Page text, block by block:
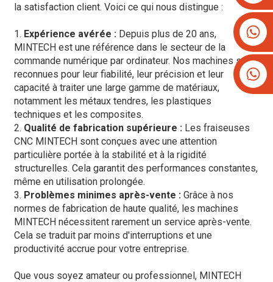
+16266628193
la satisfaction client. Voici ce qui nous distingue :
1. Expérience avérée : Depuis plus de 20 ans,
MINTECH est une référence dans le secteur de la
commande numérique par ordinateur. Nos machines sont
reconnues pour leur fiabilité, leur précision et leur
capacité à traiter une large gamme de matériaux,
notamment les métaux tendres, les plastiques
techniques et les composites.
2. Qualité de fabrication supérieure : Les fraiseuses
CNC MINTECH sont conçues avec une attention
particulière portée à la stabilité et à la rigidité
structurelles. Cela garantit des performances constantes,
même en utilisation prolongée.
3. Problèmes minimes après-vente : Grâce à nos
normes de fabrication de haute qualité, les machines
MINTECH nécessitent rarement un service après-vente.
Cela se traduit par moins d'interruptions et une
productivité accrue pour votre entreprise.
Que vous soyez amateur ou professionnel, MINTECH